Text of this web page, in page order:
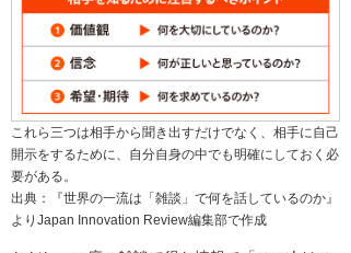
これら三つは相手から聞き出すだけでなく、相手に自己
開示をするために、自分自身の中でも明確にしておく必
要がある。
出典：『世界の一流は「雑談」で何を話しているのか』
よりJapan Innovation Review編集部で作成